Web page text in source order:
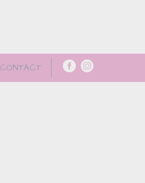
CONTACT